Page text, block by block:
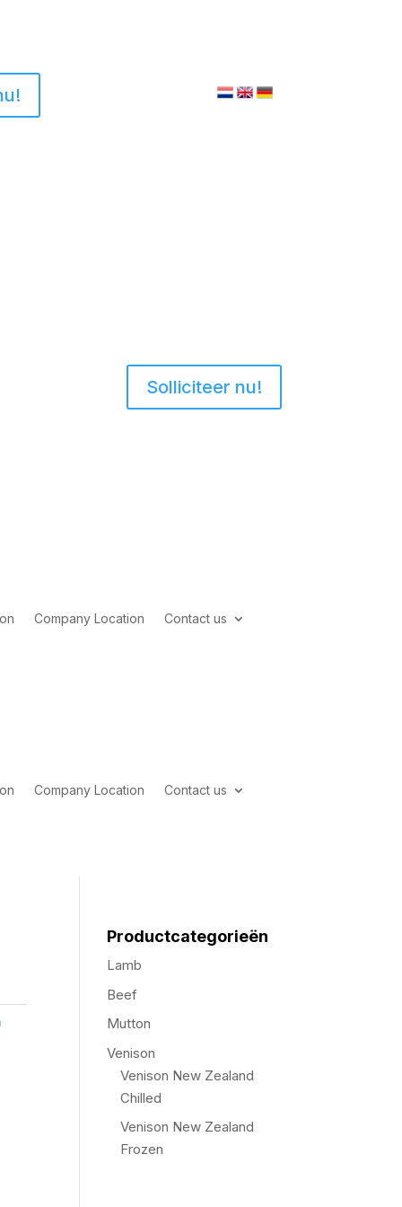
Solliciteer nu!
Company Location Contact us
Company Location Contact us
Productcategorieën
Lamb
Beef
Mutton
Venison
Venison New Zealand
Chilled
Venison New Zealand
Frozen